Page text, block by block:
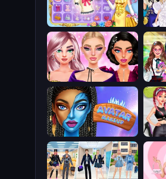
Anime Princess Dress Up
Superstar College Girls Makeover
New Year Makeup Trends
Avatar Make Up